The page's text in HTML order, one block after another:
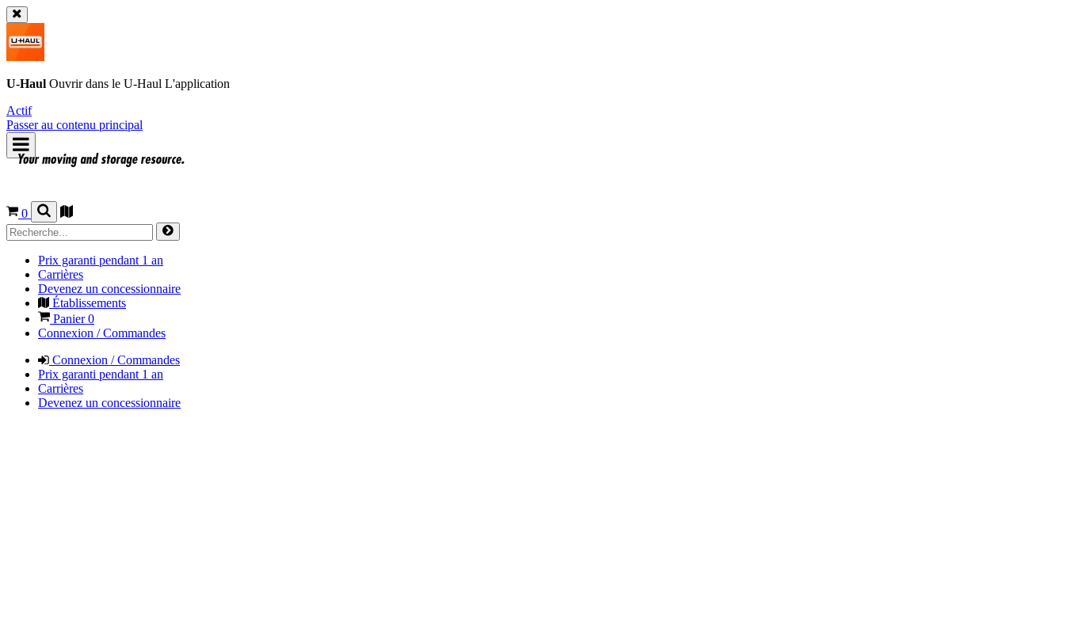
U-Haul Ouvrir dans le U-Haul L'application
Actif
Passer au contenu principal
0
Prix garanti pendant 1 an
Carrières
Devenez un concessionnaire
Établissements
Panier0
Connexion / Commandes
Connexion / Commandes
Prix garanti pendant 1 an
Carrières
Devenez un concessionnaire